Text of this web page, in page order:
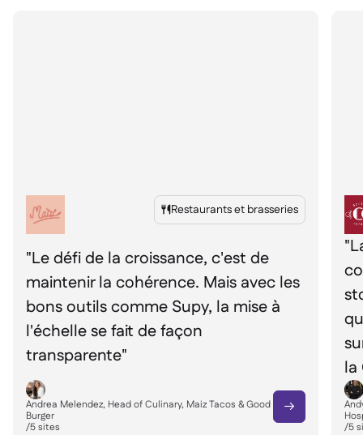
Restaurants et brasseries
"Le défi de la croissance, c'est de
maintenir la cohérence. Mais avec les
bons outils comme Supy, la mise à
l'échelle se fait de façon
transparente"
Andrea Melendez, Head of Culinary, Maiz Tacos & Good
Burger
/5sites

la
/5